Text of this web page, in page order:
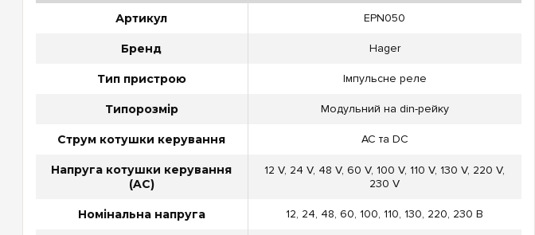
Артикул EPN050
Бренд Hager
Тип пристрою Імпульсне реле
Типорозмір Модульний на din-рейку
Струм котушки керування AC та DC
Напруга котушки керування
(AC)
12 V, 24 V, 48 V, 60 V, 100 V, 110 V, 130 V, 220 V,
230 V
Номінальна напруга 12, 24, 48, 60, 100, 110, 130, 220, 230 В